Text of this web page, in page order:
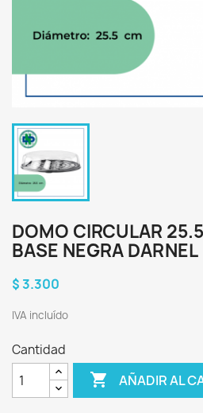
DOMO CIRCULAR
BASE NEGRA DARNEL
$ 3.300
IVA incluído
Cantidad
 AÑADIR AL